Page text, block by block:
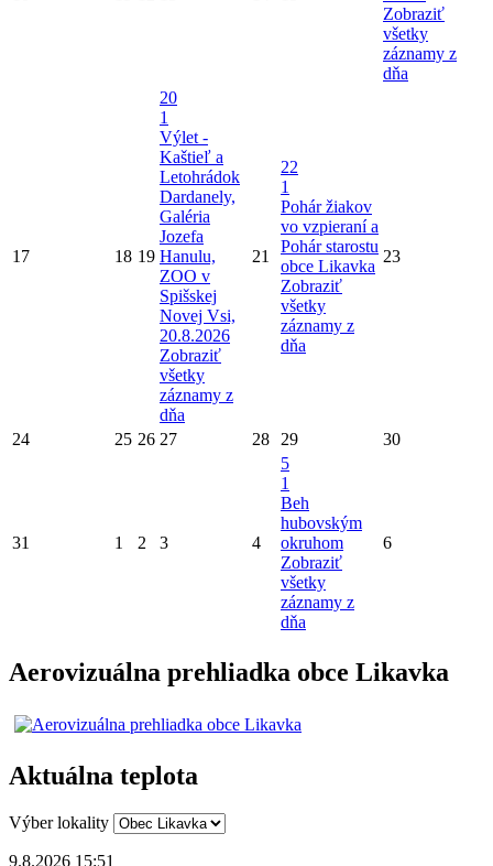
Zobraziť
všetky
záznamy z
dňa
17 18 19
20
1
Výlet -
Kaštieľ a
Letohrádok
Dardanely,
Galéria
Jozefa
Hanulu,
ZOO v
Spišskej
Novej Vsi,
20.8.2026
Zobraziť
všetky
záznamy z
dňa
21
22
1
Pohár žiakov
vo vzpieraní a
Pohár starostu
obce Likavka
Zobraziť
všetky
záznamy z
dňa
23
24 25 26 27 28 29 30
31 1 2 3 4
5
1
Beh
hubovským
okruhom
Zobraziť
všetky
záznamy z
dňa
6
Aerovizuálna prehliadka obce Likavka
Aktuálna teplota
Výber lokality
9.8.2026 15:51